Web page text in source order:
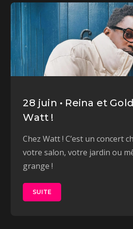
28 juin • Reina et
Watt !
Chez Watt ! C’est un concert
votre salon, votre jardin ou
grange !
SUITE